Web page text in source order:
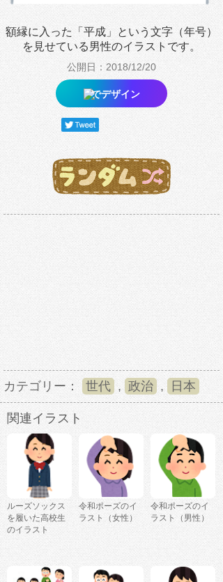
額縁に入った「平成」という文字（年号）
を見せている男性のイラストです。
公開日：2018/12/20
でデザイン
カテゴリー： 世代 , 政治 , 日本
関連イラスト
ルーズソックス
を履いた高校生
のイラスト
令和ポーズのイ
ラスト（女性）
令和ポーズのイ
ラスト（男性）